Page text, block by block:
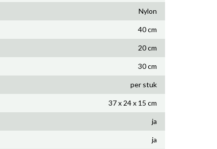
Nylon
40 cm
20 cm
30 cm
per stuk
37 x 24 x 15 cm
ja
ja